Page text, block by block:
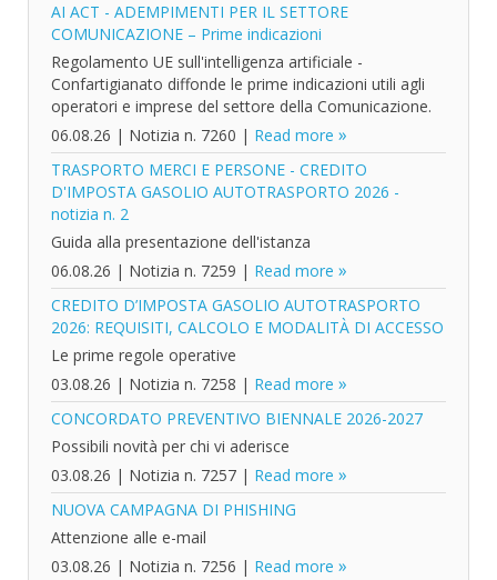
AI ACT - ADEMPIMENTI PER IL SETTORE
COMUNICAZIONE – Prime indicazioni
Regolamento UE sull'intelligenza artificiale -
Confartigianato diffonde le prime indicazioni utili agli
operatori e imprese del settore della Comunicazione.
06.08.26 | Notizia n. 7260 | Read more
TRASPORTO MERCI E PERSONE - CREDITO
D'IMPOSTA GASOLIO AUTOTRASPORTO 2026 -
notizia n. 2
Guida alla presentazione dell'istanza
06.08.26 | Notizia n. 7259 | Read more
CREDITO D’IMPOSTA GASOLIO AUTOTRASPORTO
2026: REQUISITI, CALCOLO E MODALITÀ DI ACCESSO
Le prime regole operative
03.08.26 | Notizia n. 7258 | Read more
CONCORDATO PREVENTIVO BIENNALE 2026-2027
Possibili novità per chi vi aderisce
03.08.26 | Notizia n. 7257 | Read more
NUOVA CAMPAGNA DI PHISHING
Attenzione alle e-mail
03.08.26 | Notizia n. 7256 | Read more